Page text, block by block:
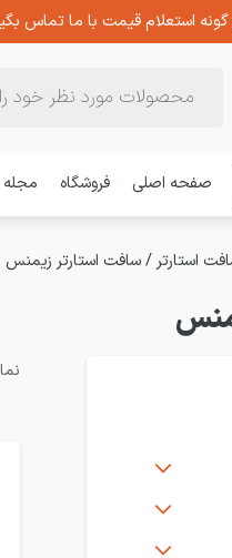
استعلام قیمت با ما تماس
صفحه اصلی فروشگاه مجله
استارتر /سافت استارتر زیمنس
نمایش